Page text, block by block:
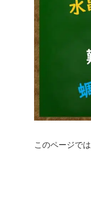
このページでは